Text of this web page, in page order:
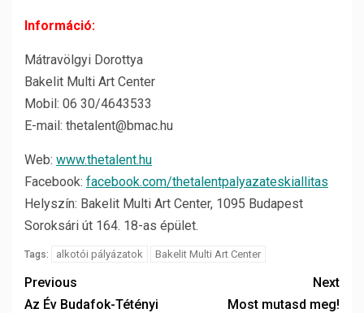
Információ:
Mátravölgyi Dorottya
Bakelit Multi Art Center
Mobil: 06 30/4643533
E-mail: thetalent@bmac.hu
Web: www.thetalent.hu
Facebook: facebook.com/thetalentpalyazateskiallitas
Helyszín: Bakelit Multi Art Center, 1095 Budapest
Soroksári út 164. 18-as épület.
Tags: alkotói pályázatok Bakelit Multi Art Center
Previous
Az Év Budafok-Tétényi
Next
Most mutasd meg!